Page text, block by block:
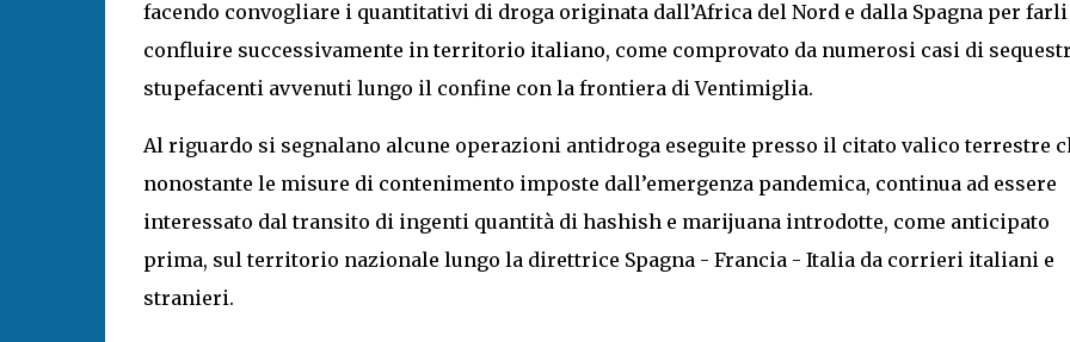
facendo convogliare i quantitativi di droga originata dall’Africa del Nord e dalla Spagna per
confluire successivamente in territorio italiano, come comprovato da numerosi casi di
stupefacenti avvenuti lungo il confine con la frontiera di Ventimiglia.
Al riguardo si segnalano alcune operazioni antidroga eseguite presso il citato valico terrestre
nonostante le misure di contenimento imposte dall’emergenza pandemica, continua ad essere
interessato dal transito di ingenti quantità di hashish e marijuana introdotte, come anticipato
prima, sul territorio nazionale lungo la direttrice Spagna - Francia - Italia da corrieri italiani e
stranieri.